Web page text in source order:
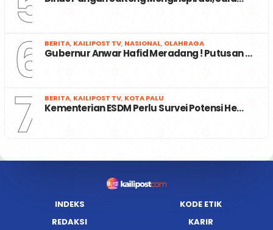
6 BERITA, KAILIPOST TV, NASIONAL, OLAHRAGA
Gubernur Anwar Hafid Meradang ! Putusan …
7 BERITA, KAILIPOST TV, KOTA PALU
Kementerian ESDM Perlu Survei Potensi He…
INDEKS
KODE ETIK
REDAKSI
KARIR